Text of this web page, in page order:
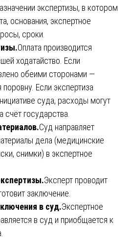
экспертизы, в котором
основания, экспертное
сроки.
Оплата производится
ходатайство. Если
обеими сторонами —
Если экспертиза
суда, расходы могут
счёт государства.
Суд направляет
дела (медицинские
снимки) в экспертное
Эксперт проводит
заключение.
в суд.Экспертное
в суд и приобщается к